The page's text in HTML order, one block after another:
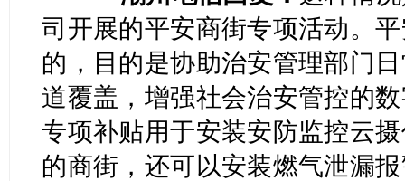
司开展的平安商街专项活动。
的，目的是协助治安管理部门
道覆盖，增强社会治安管控的
专项补贴用于安装安防监控云
的商街，还可以安装燃气泄漏